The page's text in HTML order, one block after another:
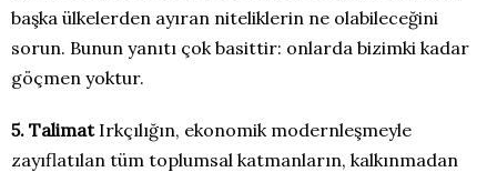
başka ülkelerden ayıran niteliklerin ne olabileceğini
sorun. Bunun yanıtı çok basittir: onlarda bizimki kadar
göçmen yoktur.
5. Talimat Irkçılığın, ekonomik modernleşmeyle
zayıflatılan tüm toplumsal katmanların, kalkınmadan